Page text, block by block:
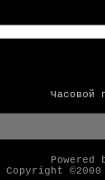
Часовой
Copyright